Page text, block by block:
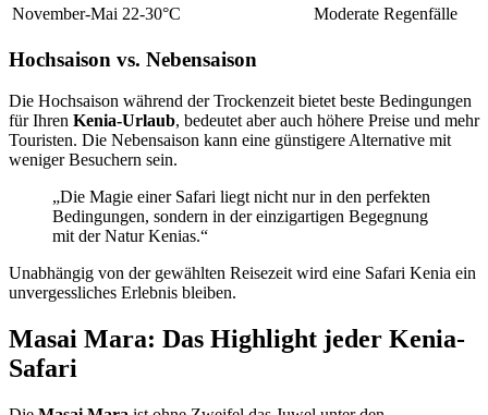
November-Mai 22-30°C Moderate Regenfälle
Hochsaison vs. Nebensaison
Die Hochsaison während der Trockenzeit bietet beste Bedingungen
für Ihren Kenia-Urlaub, bedeutet aber auch höhere Preise und mehr
Touristen. Die Nebensaison kann eine günstigere Alternative mit
weniger Besuchern sein.
„Die Magie einer Safari liegt nicht nur in den perfekten
Bedingungen, sondern in der einzigartigen Begegnung
mit der Natur Kenias.“
Unabhängig von der gewählten Reisezeit wird eine Safari Kenia ein
unvergessliches Erlebnis bleiben.
Masai Mara: Das Highlight jeder Kenia-
Safari